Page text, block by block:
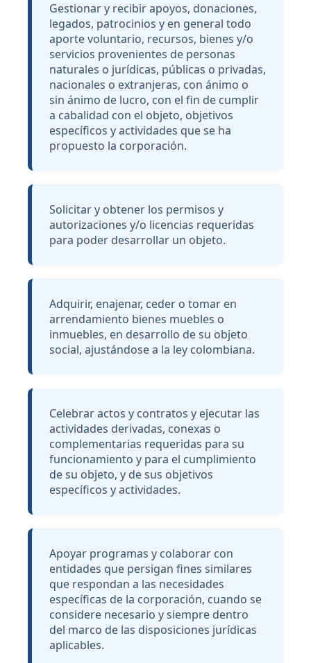
Gestionar y recibir apoyos, donaciones,
legados, patrocinios y en general todo
aporte voluntario, recursos, bienes y/o
servicios provenientes de personas
naturales o jurídicas, públicas o privadas,
nacionales o extranjeras, con ánimo o
sin ánimo de lucro, con el fin de cumplir
a cabalidad con el objeto, objetivos
específicos y actividades que se ha
propuesto la corporación.
Solicitar y obtener los permisos y
autorizaciones y/o licencias requeridas
para poder desarrollar un objeto.
Adquirir, enajenar, ceder o tomar en
arrendamiento bienes muebles o
inmuebles, en desarrollo de su objeto
social, ajustándose a la ley colombiana.
Celebrar actos y contratos y ejecutar las
actividades derivadas, conexas o
complementarias requeridas para su
funcionamiento y para el cumplimiento
de su objeto, y de sus objetivos
específicos y actividades.
Apoyar programas y colaborar con
entidades que persigan fines similares
que respondan a las necesidades
específicas de la corporación, cuando se
considere necesario y siempre dentro
del marco de las disposiciones jurídicas
aplicables.